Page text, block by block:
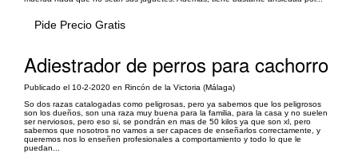
Pide Precio Gratis
Adiestrador de perros para cachorro
Publicado el 10-2-2020 en Rincón de la Victoria (Málaga)
So dos razas catalogadas como peligrosas, pero ya sabemos que los peligrosos
son los dueños, son una raza muy buena para la familia, para la casa y no suelen
ser nerviosos, pero eso si, se pondrán en mas de 50 kilos ya que son xl, pero
sabemos que nosotros no vamos a ser capaces de enseñarlos correctamente, y
queremos nos lo enseñen profesionales a comportamiento y todo lo que le
puedan...